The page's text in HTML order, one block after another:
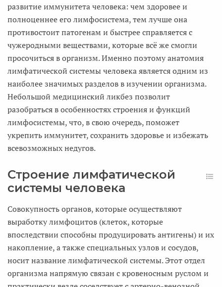
развитие иммунитета человека: чем здоровее и
полноценнее его лимфосистема, тем лучше она
противостоит патогенам и быстрее справляется с
чужеродными веществами, которые всё же смогли
просочиться в организм. Именно поэтому анатомия
лимфатической системы человека является одним из
наиболее значимых разделов в изучении организма.
Небольшой медицинский ликбез позволит
разобраться в особенностях строения и функций
лимфосистемы, что, в свою очередь, поможет
укрепить иммунитет, сохранить здоровье и избежать
всевозможных недугов.
Строение лимфатической
системы человека
Совокупность органов, которые осуществляют
выработку лимфоцитов (клеток, которые
впоследствии способны продуцировать антигены) и их
накопление, а также специальных узлов и сосудов,
носит название лимфатической системы. Этот отдел
организма напрямую связан с кровеносным руслом и